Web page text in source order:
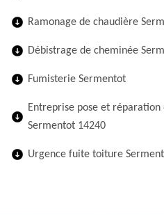
Ramonage de chaudière
Débistrage de cheminée
Fumisterie Sermentot
Entreprise pose et
Sermentot 14240
Urgence fuite toiture